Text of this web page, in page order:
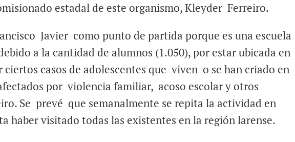
estadal de este organismo, Kleyder Ferreiro.
Javier como punto de partida porque es una escuela
a la cantidad de alumnos (1.050), por estar ubicada en
ciertos casos de adolescentes que viven o se han criado en
por violencia familiar, acoso escolar y otros
Se prevé que semanalmente se repita la actividad en
haber visitado todas las existentes en la región larense.